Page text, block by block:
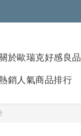
於歐瑞克好感良品
銷人氣商品排行